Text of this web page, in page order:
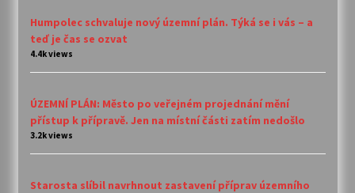
Humpolec schvaluje nový územní plán. Týká se i vás – a
teď je čas se ozvat
4.4k views
ÚZEMNÍ PLÁN: Město po veřejném projednání mění
přístup k přípravě. Jen na místní části zatím nedošlo
3.2k views
Starosta slíbil navrhnout zastavení příprav územního